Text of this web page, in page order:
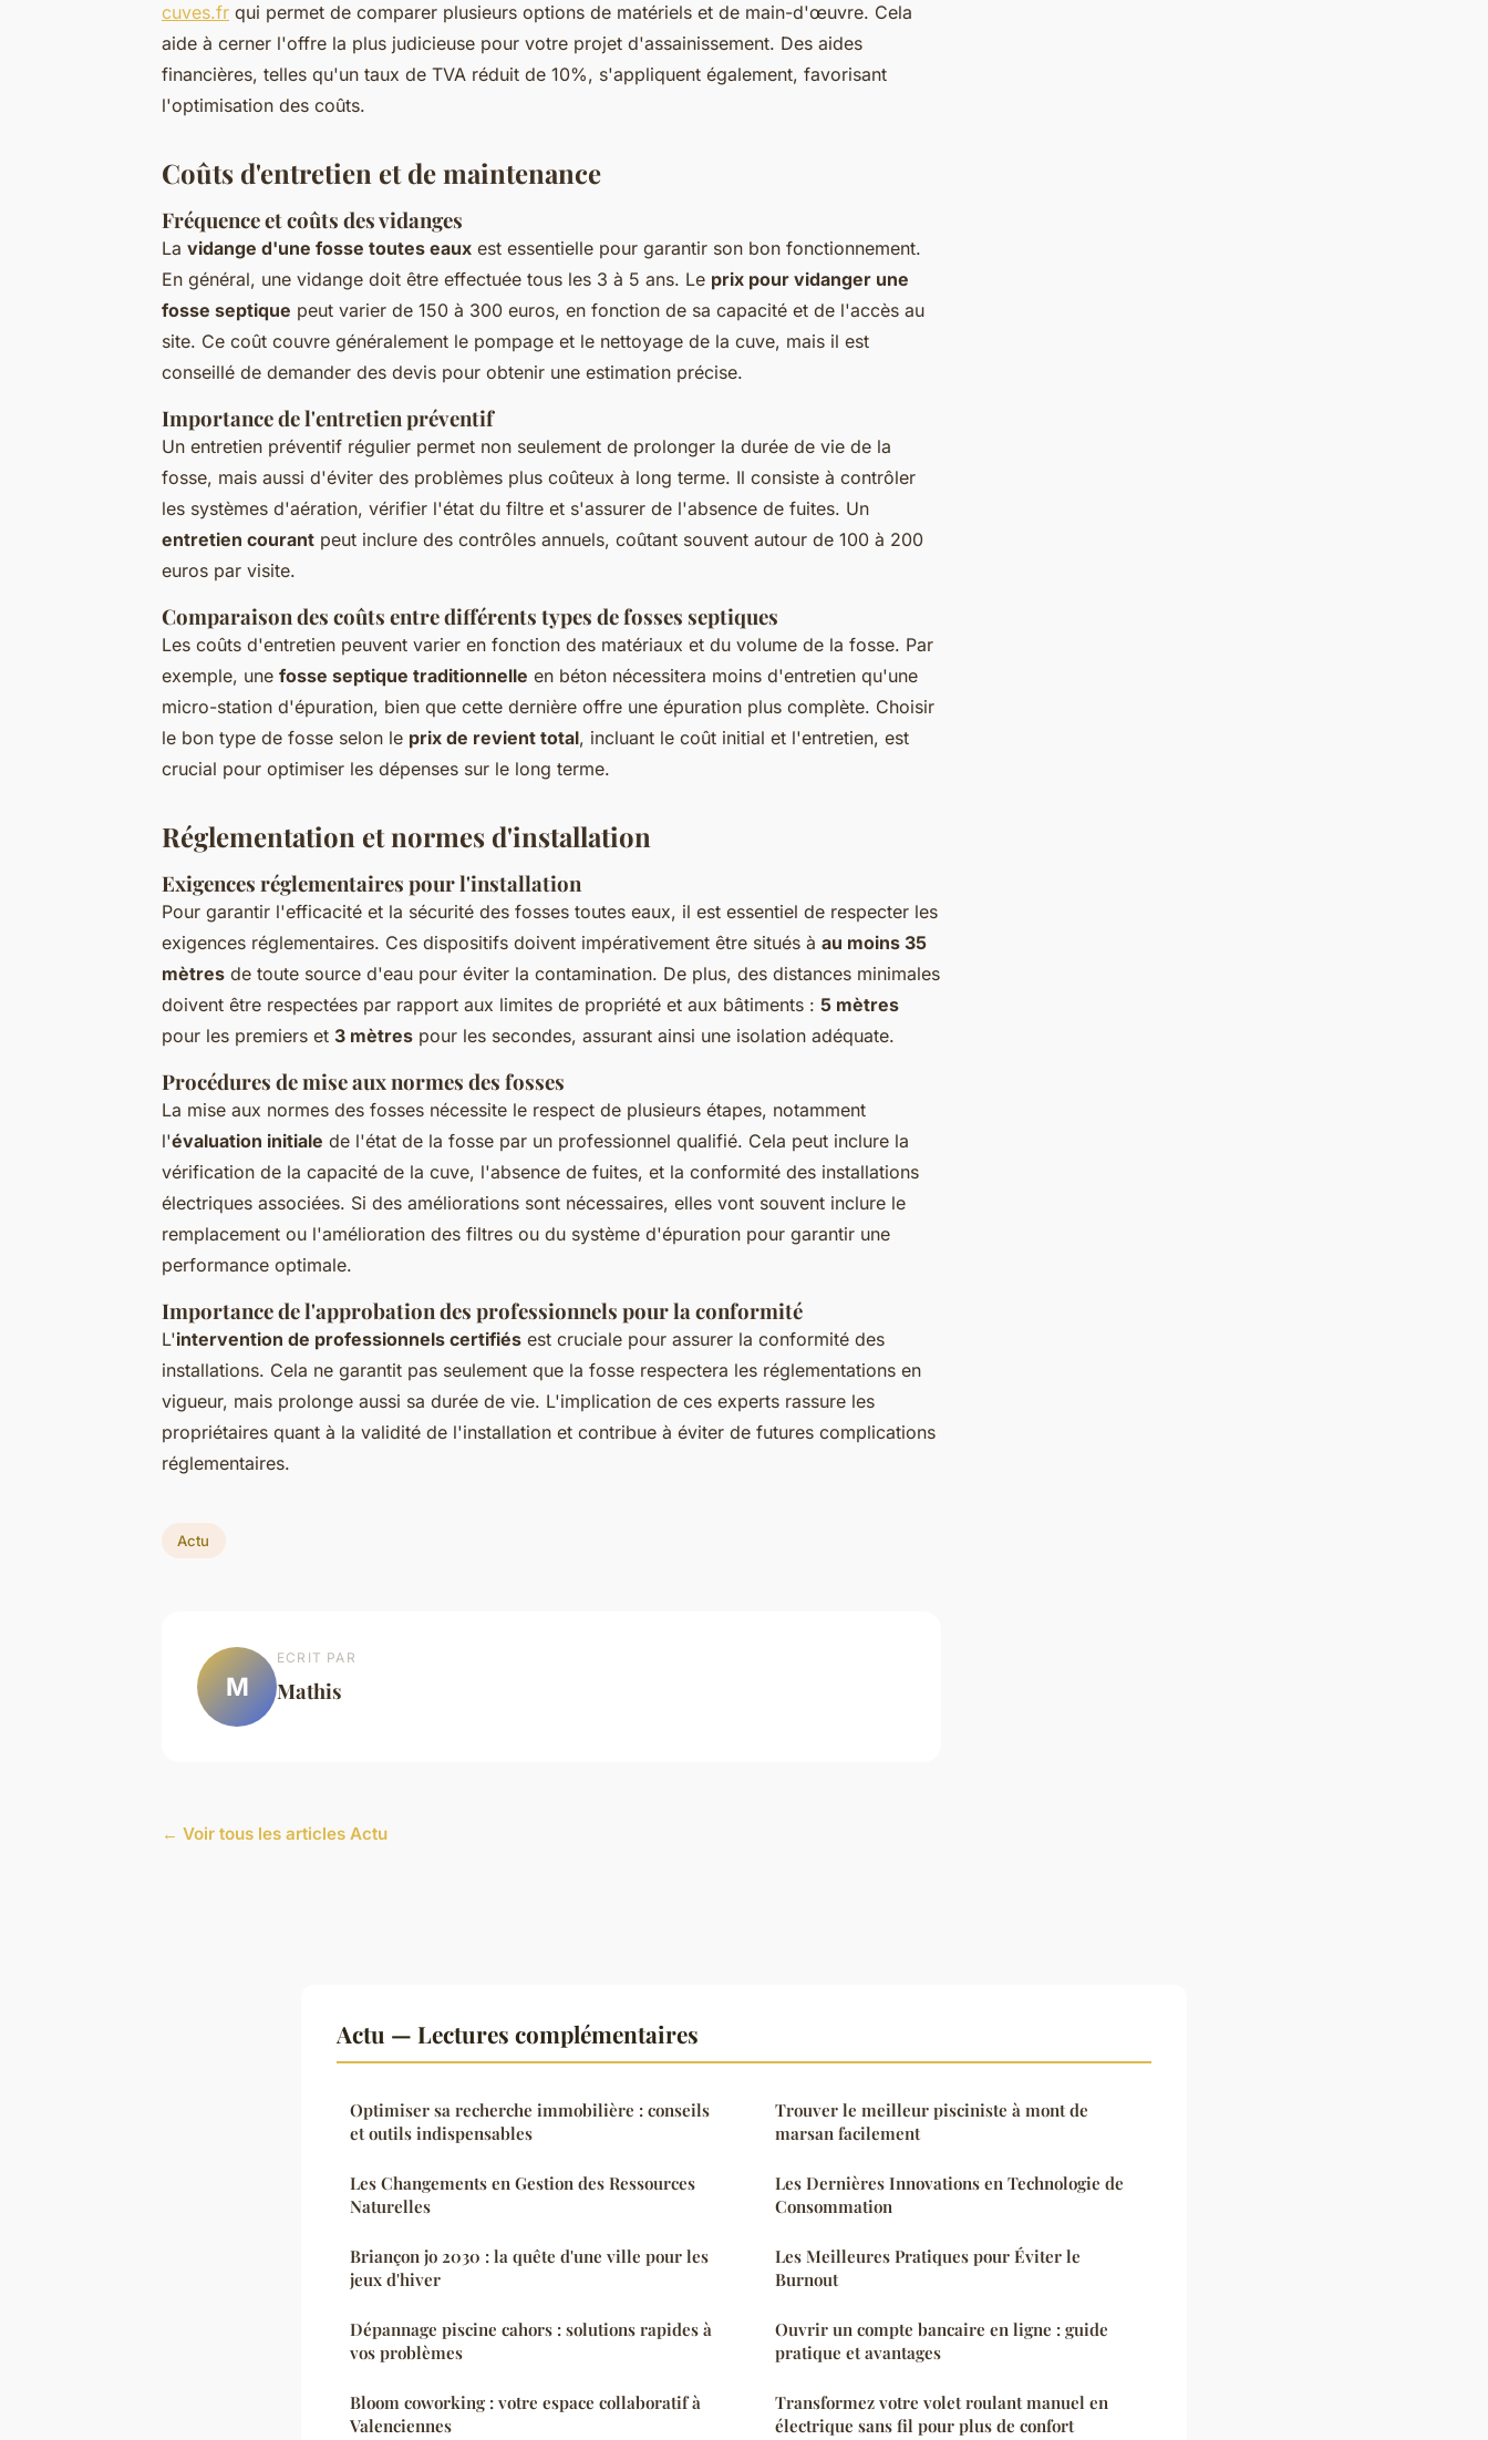
cuves.fr qui permet de comparer plusieurs options de matériels et de main-d'œuvre. Cela
aide à cerner l'offre la plus judicieuse pour votre projet d'assainissement. Des aides
financières, telles qu'un taux de TVA réduit de 10%, s'appliquent également, favorisant
l'optimisation des coûts.
Coûts d'entretien et de maintenance
Fréquence et coûts des vidanges
La vidange d'une fosse toutes eaux est essentielle pour garantir son bon fonctionnement.
En général, une vidange doit être effectuée tous les 3 à 5 ans. Le prix pour vidanger une
fosse septique peut varier de 150 à 300 euros, en fonction de sa capacité et de l'accès au
site. Ce coût couvre généralement le pompage et le nettoyage de la cuve, mais il est
conseillé de demander des devis pour obtenir une estimation précise.
Importance de l'entretien préventif
Un entretien préventif régulier permet non seulement de prolonger la durée de vie de la
fosse, mais aussi d'éviter des problèmes plus coûteux à long terme. Il consiste à contrôler
les systèmes d'aération, vérifier l'état du filtre et s'assurer de l'absence de fuites. Un
entretien courant peut inclure des contrôles annuels, coûtant souvent autour de 100 à 200
euros par visite.
Comparaison des coûts entre différents types de fosses septiques
Les coûts d'entretien peuvent varier en fonction des matériaux et du volume de la fosse. Par
exemple, une fosse septique traditionnelle en béton nécessitera moins d'entretien qu'une
micro-station d'épuration, bien que cette dernière offre une épuration plus complète. Choisir
le bon type de fosse selon le prix de revient total, incluant le coût initial et l'entretien, est
crucial pour optimiser les dépenses sur le long terme.
Réglementation et normes d'installation
Exigences réglementaires pour l'installation
Pour garantir l'efficacité et la sécurité des fosses toutes eaux, il est essentiel de respecter les
exigences réglementaires. Ces dispositifs doivent impérativement être situés à au moins 35
mètres de toute source d'eau pour éviter la contamination. De plus, des distances minimales
doivent être respectées par rapport aux limites de propriété et aux bâtiments : 5 mètres
pour les premiers et 3 mètres pour les secondes, assurant ainsi une isolation adéquate.
Procédures de mise aux normes des fosses
La mise aux normes des fosses nécessite le respect de plusieurs étapes, notamment
l'évaluation initiale de l'état de la fosse par un professionnel qualifié. Cela peut inclure la
vérification de la capacité de la cuve, l'absence de fuites, et la conformité des installations
électriques associées. Si des améliorations sont nécessaires, elles vont souvent inclure le
remplacement ou l'amélioration des filtres ou du système d'épuration pour garantir une
performance optimale.
Importance de l'approbation des professionnels pour la conformité
L'intervention de professionnels certifiés est cruciale pour assurer la conformité des
installations. Cela ne garantit pas seulement que la fosse respectera les réglementations en
vigueur, mais prolonge aussi sa durée de vie. L'implication de ces experts rassure les
propriétaires quant à la validité de l'installation et contribue à éviter de futures complications
réglementaires.
Actu
M
ECRIT PAR
Mathis
← Voir tous les articles Actu
Actu — Lectures complémentaires
Optimiser sa recherche immobilière : conseils
et outils indispensables
Les Changements en Gestion des Ressources
Naturelles
Briançon jo 2030 : la quête d'une ville pour les
jeux d'hiver
Dépannage piscine cahors : solutions rapides à
vos problèmes
Bloom coworking : votre espace collaboratif à
Valenciennes
Trouver le meilleur pisciniste à mont de
marsan facilement
Les Dernières Innovations en Technologie de
Consommation
Les Meilleures Pratiques pour Éviter le
Burnout
Ouvrir un compte bancaire en ligne : guide
pratique et avantages
Transformez votre volet roulant manuel en
électrique sans fil pour plus de confort